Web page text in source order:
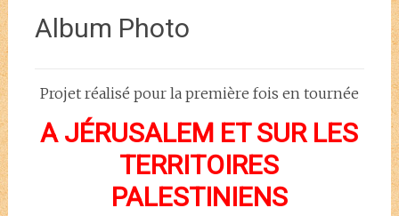
Album Photo
Projet réalisé pour la première fois en tournée
A JÉRUSALEM ET SUR LES
TERRITOIRES
PALESTINIENS